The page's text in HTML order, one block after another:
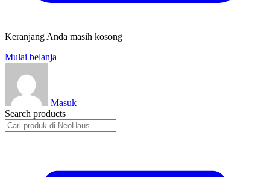
Keranjang Anda masih kosong
Mulai belanja
Masuk
Search products